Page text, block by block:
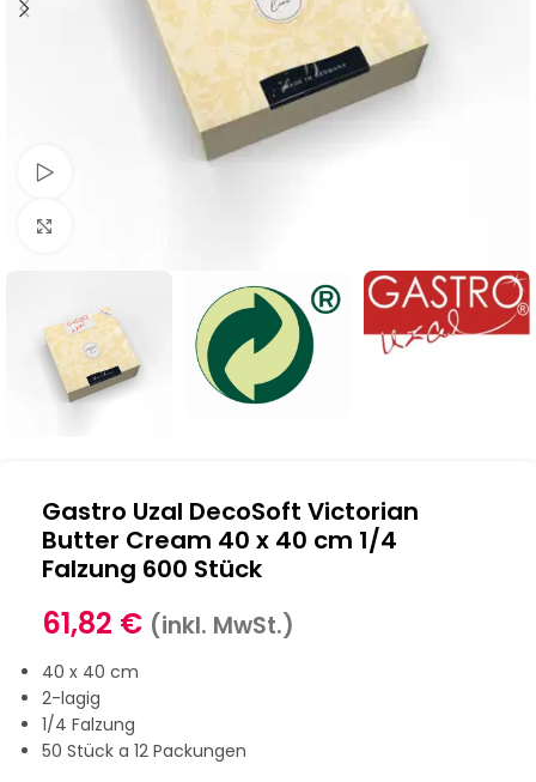
Gastro Uzal DecoSoft Victorian
Butter Cream 40 x 40 cm 1/4
Falzung 600 Stück
61,82 € (inkl. MwSt.)
40 x 40 cm
2-lagig
1/4 Falzung
50 Stück a 12 Packungen